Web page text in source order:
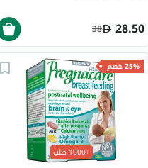
28.50
38
25% خصم
+1000 طلب